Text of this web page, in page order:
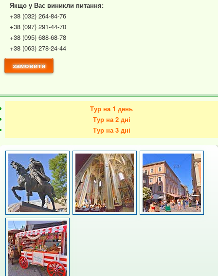
Якщо у Вас виникли питання:
+38 (032) 264-84-76
+38 (097) 291-44-70
+38 (095) 688-68-78
+38 (063) 278-24-44
замовити
Тур на 1 день
Тур на 2 дні
Тур на 3 дні